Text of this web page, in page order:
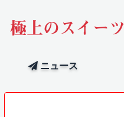
極上のスイーツ
ニュース